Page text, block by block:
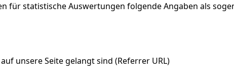
für statistische Auswertungen folgende Angaben als
unsere Seite gelangt sind (Referrer URL)